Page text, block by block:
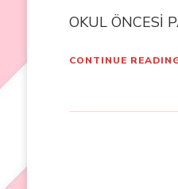
OKUL ÖNCESİ
CONTINUE